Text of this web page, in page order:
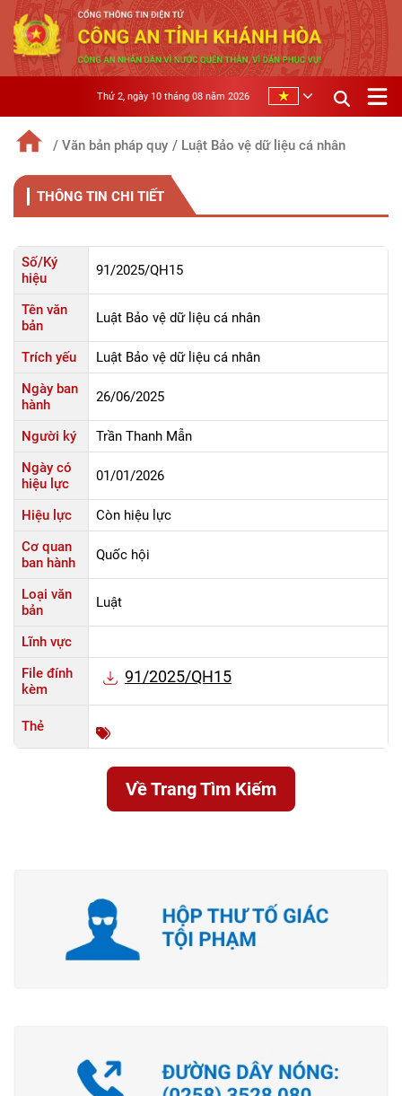
Thứ 2, ngày 10 tháng 08 năm 2026
/ Văn bản pháp quy / Luật Bảo vệ dữ liệu cá nhân
THÔNG TIN CHI TIẾT
Số/Ký
hiệu
91/2025/QH15
Tên văn
bản
Luật Bảo vệ dữ liệu cá nhân
Trích yếu
Luật Bảo vệ dữ liệu cá nhân
Ngày ban
hành
26/06/2025
Người ký
Trần Thanh Mẫn
Ngày có
hiệu lực
01/01/2026
Hiệu lực
Còn hiệu lực
Cơ quan
ban hành
Quốc hội
Loại văn
bản
Luật
Lĩnh vực
File đính
kèm
91/2025/QH15
Thẻ
Về Trang Tìm Kiếm